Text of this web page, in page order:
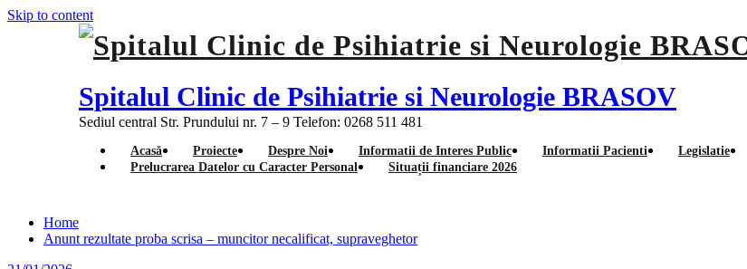
Skip to content
Spitalul Clinic de Psihiatrie si Neurologie BRASOV
Sediul central Str. Prundului nr. 7 – 9 Telefon: 0268 511 481
Acasă Proiecte Despre Noi Informatii de Interes Public Informatii Pacienti Legislatie
Prelucrarea Datelor cu Caracter Personal
Situații financiare 2026
Home
Anunt rezultate proba scrisa – muncitor necalificat, supraveghetor